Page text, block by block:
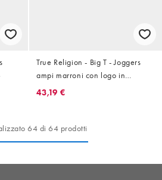
True Religion - Big T - Joggers
ampi marroni con logo in
coordinato
43,19 €
64 di 64 prodotti